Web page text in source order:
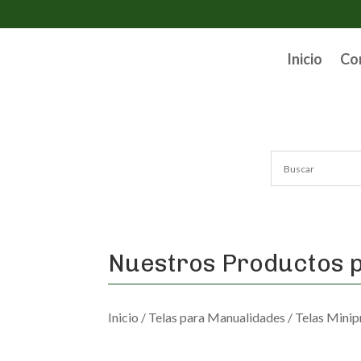
Inicio
Nuestros Productos
Inicio / Telas para Manualidades / Telas